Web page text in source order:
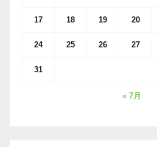
17 18 19 20
24 25 26 27
31
« 7月